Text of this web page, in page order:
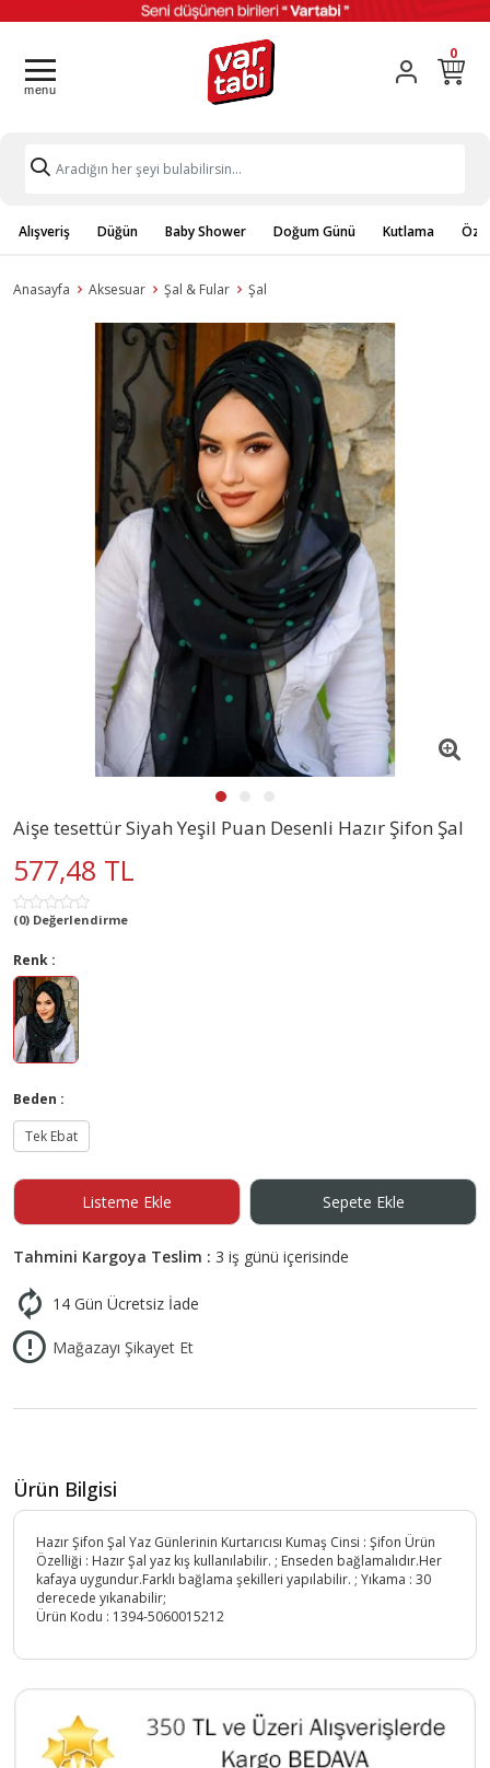
0
Alışveriş Düğün Baby Shower Doğum Günü Kutlama
Anasayfa Aksesuar Şal & Fular Şal
Aişe tesettür Siyah Yeşil Puan Desenli Hazır Şifon Şal
577,48 TL
(0) Değerlendirme
Renk :
Beden :
Tek Ebat
Listeme Ekle Sepete Ekle
Tahmini Kargoya Teslim : 3 iş günü içerisinde
14 Gün Ücretsiz İade
Mağazayı Şikayet Et
Ürün Bilgisi
Hazır Şifon Şal Yaz Günlerinin Kurtarıcısı Kumaş Cinsi : Şifon Ürün
Özelliği : Hazır Şal yaz kış kullanılabilir. ; Enseden bağlamalıdır.Her
kafaya uygundur.Farklı bağlama şekilleri yapılabilir. ; Yıkama : 30
derecede yıkanabilir;
Ürün Kodu : 1394-5060015212